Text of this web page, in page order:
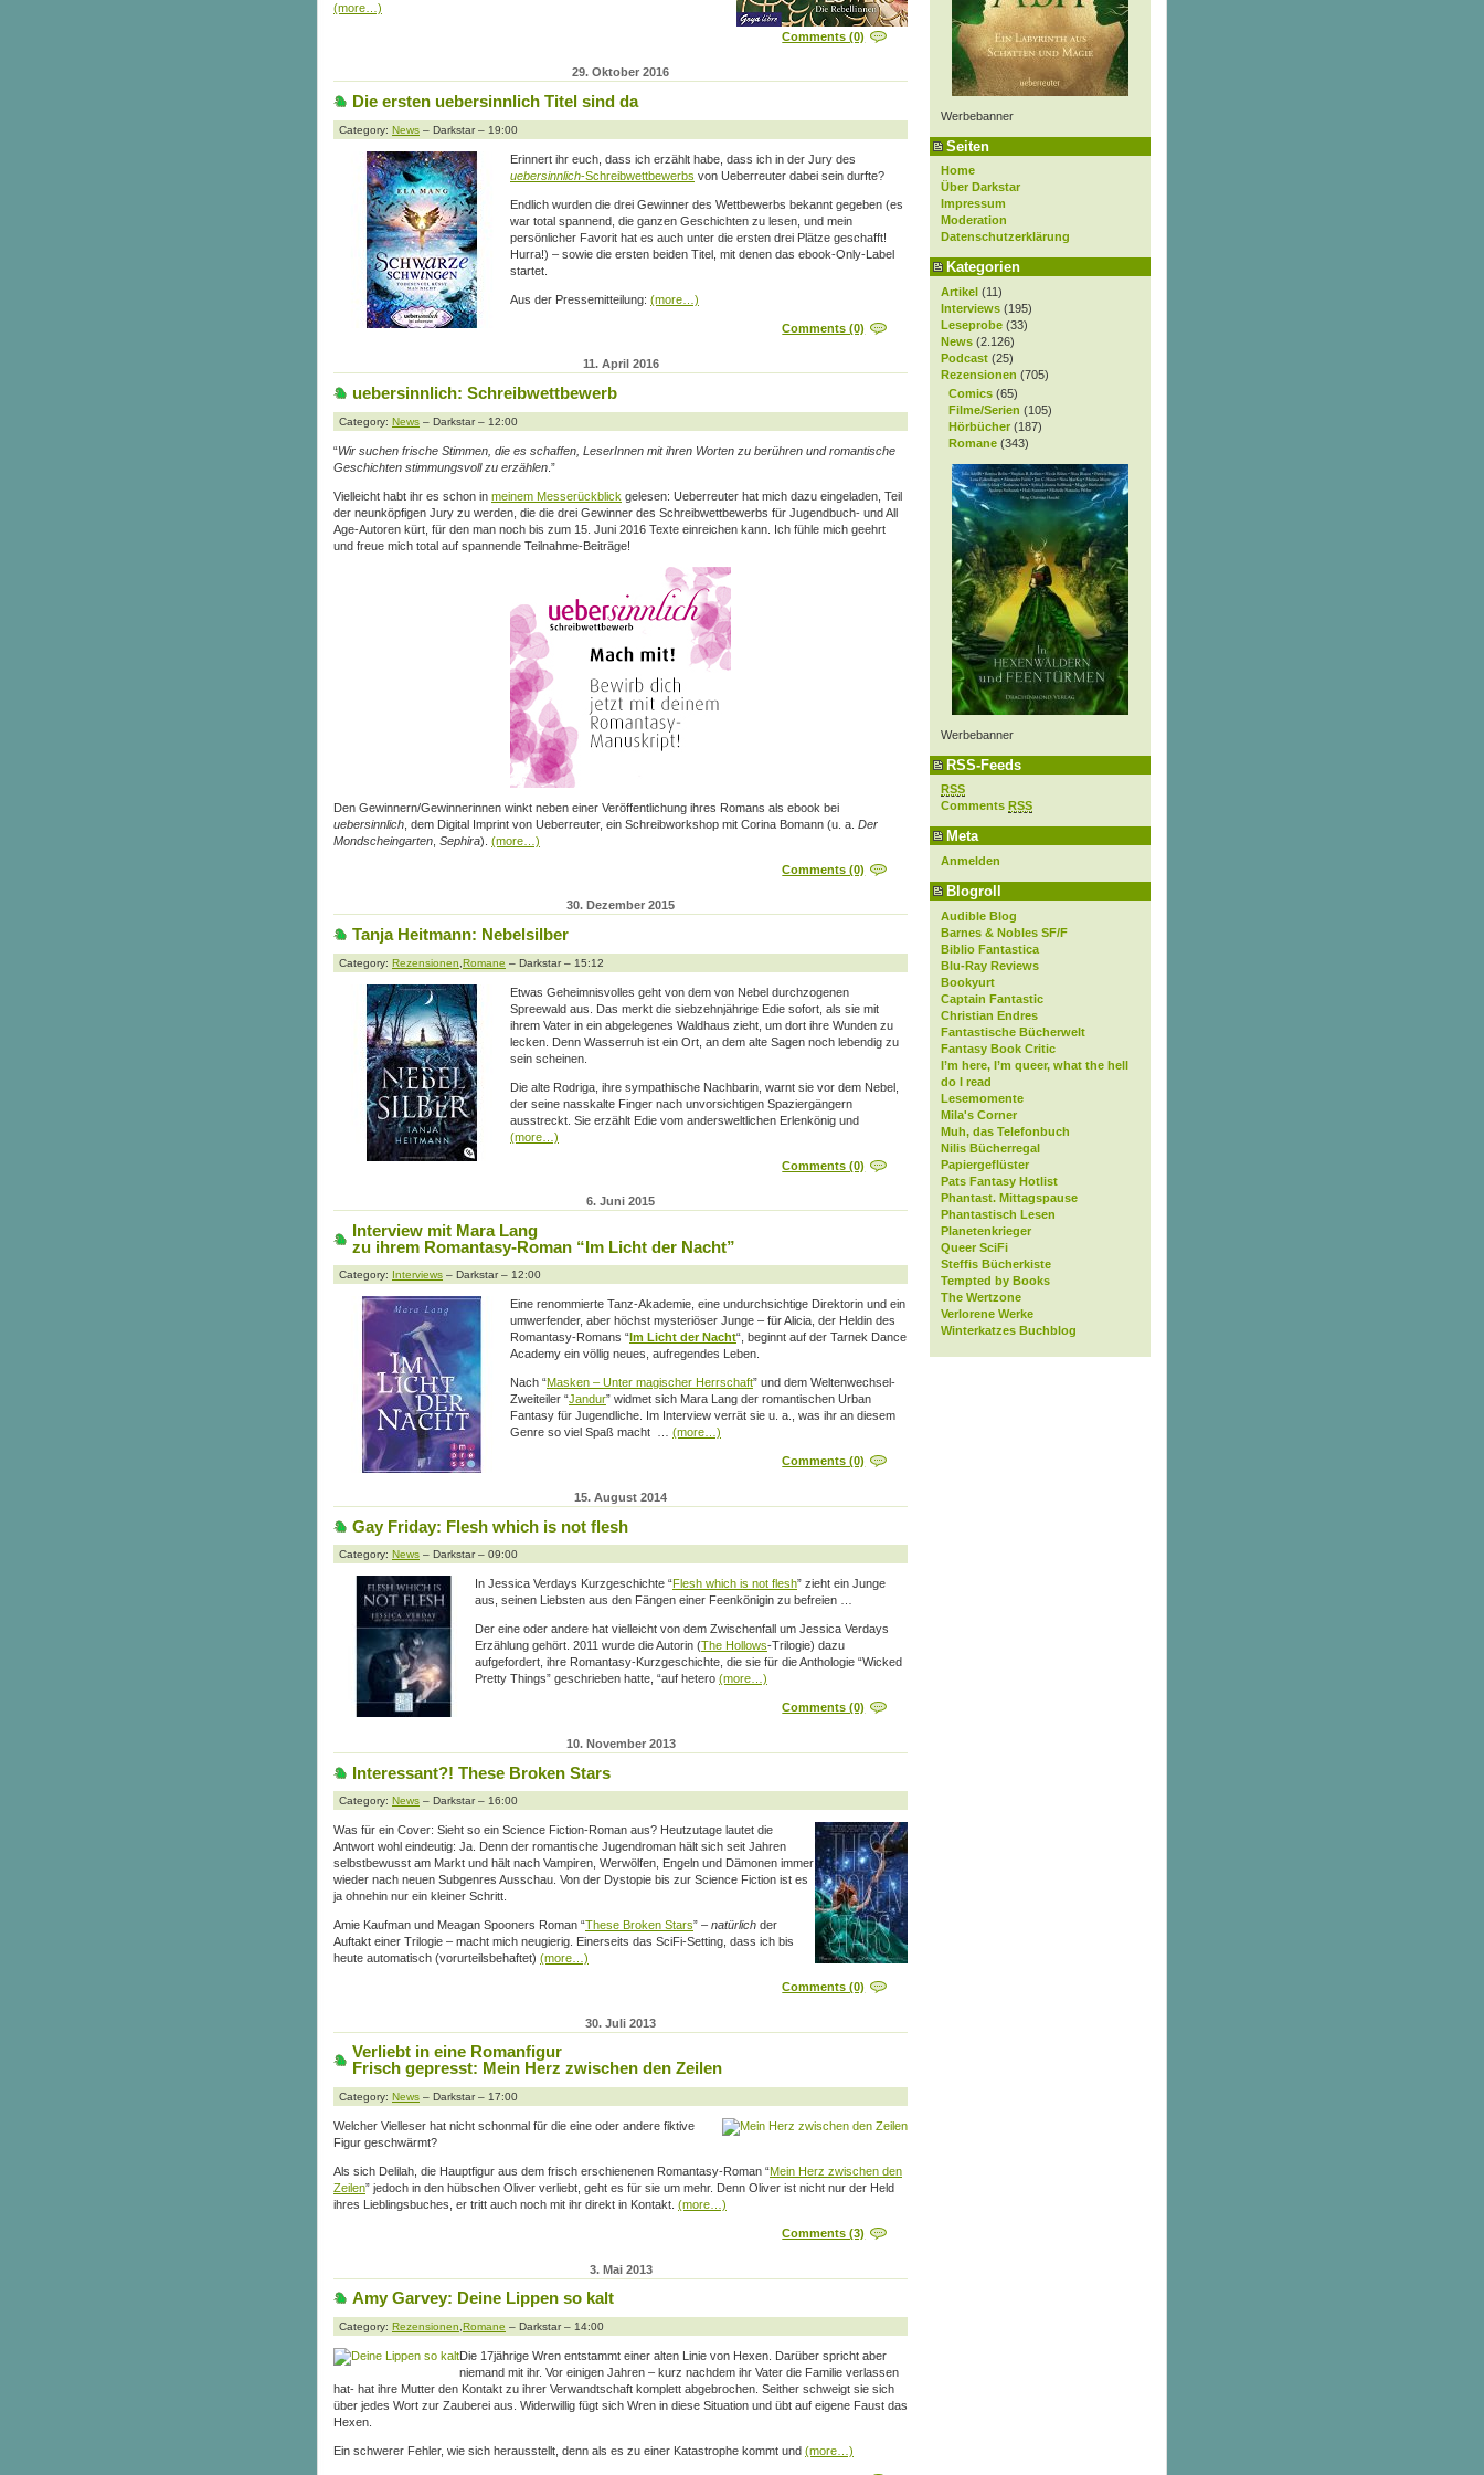
Werbebanner
Seiten
Home
Über Darkstar
Impressum
Moderation
Datenschutzerklärung
Kategorien
Artikel (11)
Interviews (195)
Leseprobe (33)
News (2.126)
Podcast (25)
Rezensionen (705)
Comics (65)
Filme/Serien (105)
Hörbücher (187)
Romane (343)
Werbebanner
RSS-Feeds
RSS
Comments RSS
Meta
Anmelden
Blogroll
Audible Blog
Barnes & Nobles SF/F
Biblio Fantastica
Blu-Ray Reviews
Bookyurt
Captain Fantastic
Christian Endres
Fantastische Bücherwelt
Fantasy Book Critic
I’m here, I’m queer, what the hell
do I read
Lesemomente
Mila's Corner
Muh, das Telefonbuch
Nilis Bücherregal
Papiergeflüster
Pats Fantasy Hotlist
Phantast. Mittagspause
Phantastisch Lesen
Planetenkrieger
Queer SciFi
Steffis Bücherkiste
Tempted by Books
The Wertzone
Verlorene Werke
Winterkatzes Buchblog
(more…)
Comments (0)
29. Oktober 2016
Die ersten uebersinnlich Titel sind da
Category: News – Darkstar – 19:00
Erinnert ihr euch, dass ich erzählt habe, dass ich in der Jury des
uebersinnlich-Schreibwettbewerbs von Ueberreuter dabei sein durfte?
Endlich wurden die drei Gewinner des Wettbewerbs bekannt gegeben (es
war total spannend, die ganzen Geschichten zu lesen, und mein
persönlicher Favorit hat es auch unter die ersten drei Plätze geschafft!
Hurra!) – sowie die ersten beiden Titel, mit denen das ebook-Only-Label
startet.
Aus der Pressemitteilung: (more…)
Comments (0)
11. April 2016
uebersinnlich: Schreibwettbewerb
Category: News – Darkstar – 12:00
“Wir suchen frische Stimmen, die es schaffen, LeserInnen mit ihren Worten zu berühren und romantische
Geschichten stimmungsvoll zu erzählen .”
Vielleicht habt ihr es schon in meinem Messerückblick gelesen: Ueberreuter hat mich dazu eingeladen, Teil
der neunköpfigen Jury zu werden, die die drei Gewinner des Schreibwettbewerbs für Jugendbuch- und All
Age-Autoren kürt, für den man noch bis zum 15. Juni 2016 Texte einreichen kann. Ich fühle mich geehrt
und freue mich total auf spannende Teilnahme-Beiträge!
Den Gewinnern/Gewinnerinnen winkt neben einer Veröffentlichung ihres Romans als ebook bei
uebersinnlich , dem Digital Imprint von Ueberreuter, ein Schreibworkshop mit Corina Bomann (u. a. Der
Mondscheingarten Sephira). (more…)
Comments (0)
30. Dezember 2015
Tanja Heitmann: Nebelsilber
Category: Rezensionen Romane – Darkstar – 15:12
Etwas Geheimnisvolles geht von dem von Nebel durchzogenen
Spreewald aus. Das merkt die siebzehnjährige Edie sofort, als sie mit
ihrem Vater in ein abgelegenes Waldhaus zieht, um dort ihre Wunden zu
lecken. Denn Wasserruh ist ein Ort, an dem alte Sagen noch lebendig zu
sein scheinen.
Die alte Rodriga, ihre sympathische Nachbarin, warnt sie vor dem Nebel,
der seine nasskalte Finger nach unvorsichtigen Spaziergängern
ausstreckt. Sie erzählt Edie vom andersweltlichen Erlenkönig und
(more…)
Comments (0)
6. Juni 2015
Interview mit Mara Lang
zu ihrem Romantasy-Roman “Im Licht der Nacht”
Category: Interviews – Darkstar – 12:00
Eine renommierte Tanz-Akademie, eine undurchsichtige Direktorin und ein
umwerfender, aber höchst mysteriöser Junge – für Alicia, der Heldin des
Romantasy-Romans “ Im Licht der Nacht“, beginnt auf der Tarnek Dance
Academy ein völlig neues, aufregendes Leben.
Nach “Masken – Unter magischer Herrschaft” und dem Weltenwechsel-
Zweiteiler “Jandur” widmet sich Mara Lang der romantischen Urban
Fantasy für Jugendliche. Im Interview verrät sie u. a., was ihr an diesem
Genre so viel Spaß macht … (more…)
Comments (0)
15. August 2014
Gay Friday: Flesh which is not flesh
Category: News – Darkstar – 09:00
In Jessica Verdays Kurzgeschichte “Flesh which is not flesh” zieht ein Junge
aus, seinen Liebsten aus den Fängen einer Feenkönigin zu befreien …
Der eine oder andere hat vielleicht von dem Zwischenfall um Jessica Verdays
Erzählung gehört. 2011 wurde die Autorin (The Hollows-Trilogie) dazu
aufgefordert, ihre Romantasy-Kurzgeschichte, die sie für die Anthologie “Wicked
Pretty Things” geschrieben hatte, “auf hetero (more…)
Comments (0)
10. November 2013
Interessant?! These Broken Stars
Category: News – Darkstar – 16:00
Was für ein Cover: Sieht so ein Science Fiction-Roman aus? Heutzutage lautet die
Antwort wohl eindeutig: Ja. Denn der romantische Jugendroman hält sich seit Jahren
selbstbewusst am Markt und hält nach Vampiren, Werwölfen, Engeln und Dämonen immer
wieder nach neuen Subgenres Ausschau. Von der Dystopie bis zur Science Fiction ist es
ja ohnehin nur ein kleiner Schritt.
Amie Kaufman und Meagan Spooners Roman “These Broken Stars” – natürlich der
Auftakt einer Trilogie – macht mich neugierig. Einerseits das SciFi-Setting, dass ich bis
heute automatisch (vorurteilsbehaftet) (more…)
Comments (0)
30. Juli 2013
Verliebt in eine Romanfigur
Frisch gepresst: Mein Herz zwischen den Zeilen
Category: News – Darkstar – 17:00
Welcher Vielleser hat nicht schonmal für die eine oder andere fiktive
Figur geschwärmt?
Als sich Delilah, die Hauptfigur aus dem frisch erschienenen Romantasy-Roman “Mein Herz zwischen den
Zeilen” jedoch in den hübschen Oliver verliebt, geht es für sie um mehr. Denn Oliver ist nicht nur der Held
ihres Lieblingsbuches, er tritt auch noch mit ihr direkt in Kontakt. (more…)
Comments (3)
3. Mai 2013
Amy Garvey: Deine Lippen so kalt
Category: Rezensionen Romane – Darkstar – 14:00
Die 17jährige Wren entstammt einer alten Linie von Hexen. Darüber spricht aber
niemand mit ihr. Vor einigen Jahren – kurz nachdem ihr Vater die Familie verlassen
hat- hat ihre Mutter den Kontakt zu ihrer Verwandtschaft komplett abgebrochen. Seither schweigt sie sich
über jedes Wort zur Zauberei aus. Widerwillig fügt sich Wren in diese Situation und übt auf eigene Faust das
Hexen.
Ein schwerer Fehler, wie sich herausstellt, denn als es zu einer Katastrophe kommt und (more…)